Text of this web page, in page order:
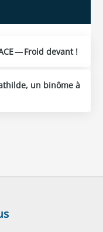
— Froid devant !
un binôme à